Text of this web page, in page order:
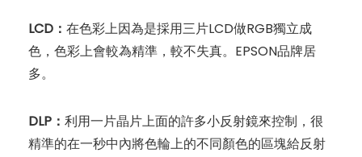
LCD： 在色彩上因為是採用三片LCD做RGB獨立成
色，色彩上會較為精準，較不失真。EPSON品牌居
多。
DLP： 利用一片晶片上面的許多小反射鏡來控制，很
精準的在一秒中內將色輪上的不同顏色的區塊給反射